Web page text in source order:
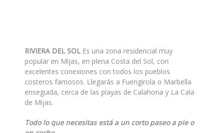
RIVIERA DEL SOL Es una zona residencial muy
popular en Mijas, en plena Costa del Sol, con
excelentes conexiones con todos los pueblos
costeros famosos. Llegarás a Fuengirola o Marbella
enseguida, cerca de las playas de Calahona y La Cala
de Mijas.
Todo lo que necesitas está a un corto paseo a pie o